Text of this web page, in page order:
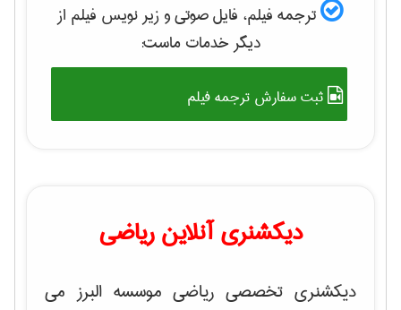
ترجمه فیلم، فایل صوتی و زیر نویس فیلم از
دیگر خدمات ماست:
ثبت سفارش ترجمه فیلم
دیکشنری آنلاین ریاضی
دیکشنری تخصصی ریاضی موسسه البرز می